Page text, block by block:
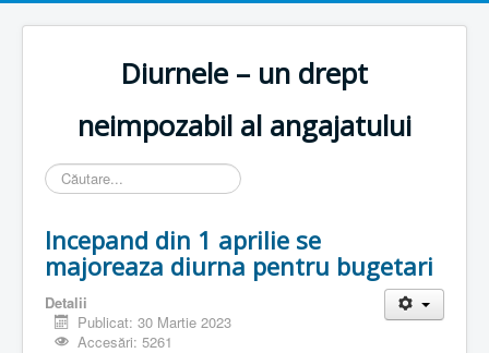
Diurnele – un drept
neimpozabil al angajatului
Căutare
Incepand din 1 aprilie se
majoreaza diurna pentru bugetari
Detalii
Publicat: 30 Martie 2023
Accesări: 5261